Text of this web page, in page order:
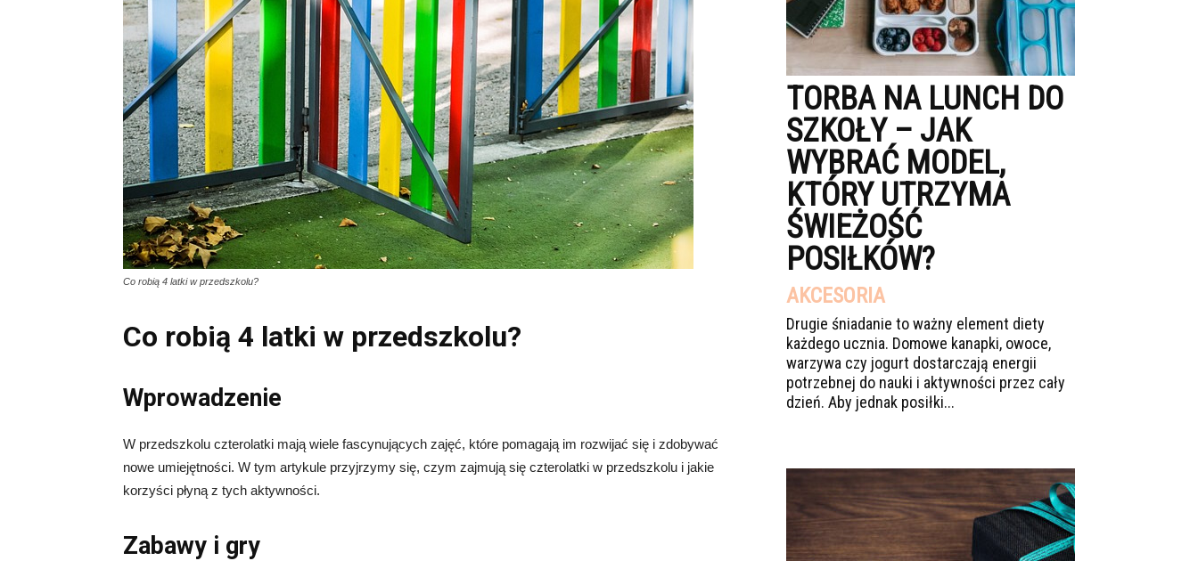
Co robią 4 latki w przedszkolu?
Co robią 4 latki w przedszkolu?
Wprowadzenie
W przedszkolu czterolatki mają wiele fascynujących zajęć, które pomagają im rozwijać się i zdobywać
nowe umiejętności. W tym artykule przyjrzymy się, czym zajmują się czterolatki w przedszkolu i jakie
korzyści płyną z tych aktywności.
Zabawy i gry
TORBA NA LUNCH DO
SZKOŁY – JAK
WYBRAĆ MODEL,
KTÓRY UTRZYMA
ŚWIEŻOŚĆ
POSIŁKÓW?
AKCESORIA
Drugie śniadanie to ważny element diety
każdego ucznia. Domowe kanapki, owoce,
warzywa czy jogurt dostarczają energii
potrzebnej do nauki i aktywności przez cały
dzień. Aby jednak posiłki...